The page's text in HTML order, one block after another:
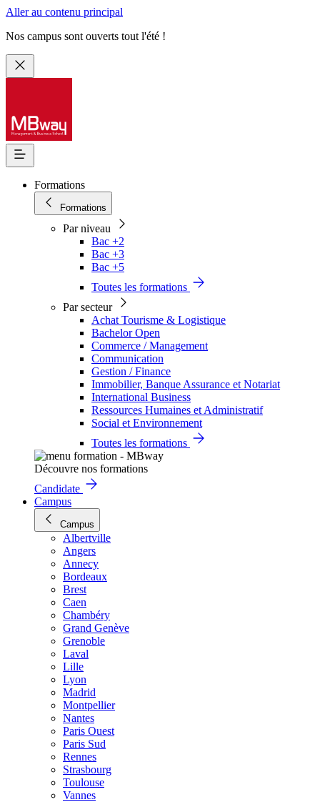
Aller au contenu principal
Nos campus sont ouverts tout l'été !
Formations
Formations
Par niveau
Bac +2
Bac +3
Bac +5
Toutes les formations
Par secteur
Achat Tourisme & Logistique
Bachelor Open
Commerce / Management
Communication
Gestion / Finance
Immobilier, Banque Assurance et Notariat
International Business
Ressources Humaines et Administratif
Social et Environnement
Toutes les formations
Découvre nos formations
Candidate
Campus
Campus
Albertville
Angers
Annecy
Bordeaux
Brest
Caen
Chambéry
Grand Genève
Grenoble
Laval
Lille
Lyon
Madrid
Montpellier
Nantes
Paris Ouest
Paris Sud
Rennes
Strasbourg
Toulouse
Vannes